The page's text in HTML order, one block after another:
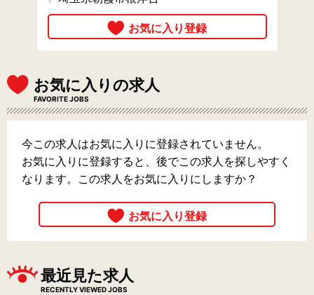
お気に入りの求人
FAVORITE JOBS
今この求人はお気に入りに登録されていません。
お気に入りに登録すると、後でこの求人を探しやすく
なります。この求人をお気に入りにしますか？
最近見た求人
RECENTLY VIEWED JOBS